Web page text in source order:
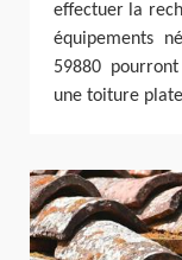
effectuer la
équipements
59880
une toiture